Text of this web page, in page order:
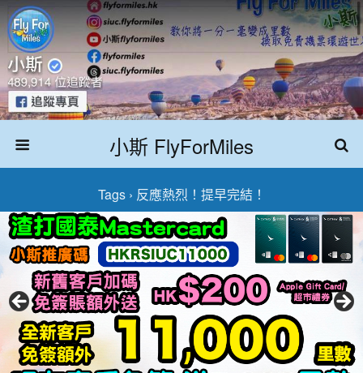
小斯 FlyForMiles
Tags › 反應熱烈！提早完結！